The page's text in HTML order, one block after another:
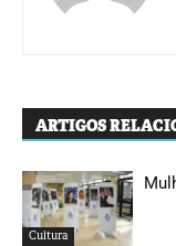
ARTIGOS
Cultura